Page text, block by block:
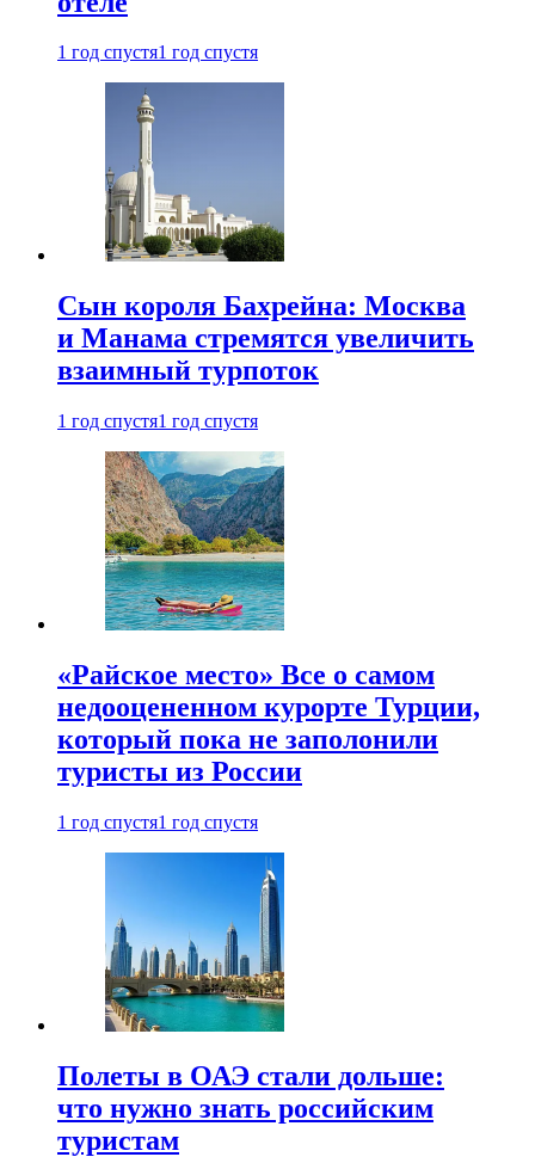
1 год спустя1 год спустя
Сын короля Бахрейна: Москва
и Манама стремятся увеличить
взаимный турпоток
1 год спустя1 год спустя
«Райское место» Все о самом
недооцененном курорте Турции,
который пока не заполонили
туристы из России
1 год спустя1 год спустя
Полеты в ОАЭ стали дольше:
что нужно знать российским
туристам